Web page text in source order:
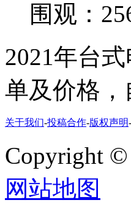
围观：
2021年台
单及价格
关于我们-投稿合作-版权声明-
Copyright ©
网站地图